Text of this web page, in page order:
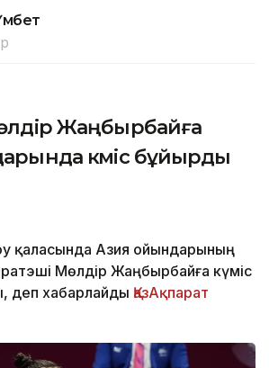
Жаңбырбайға
күміс бұйырды
қаласында Азия ойындарының
Мөлдір Жаңбырбайға күміс
деп хабарлайды ҚазАқпарат